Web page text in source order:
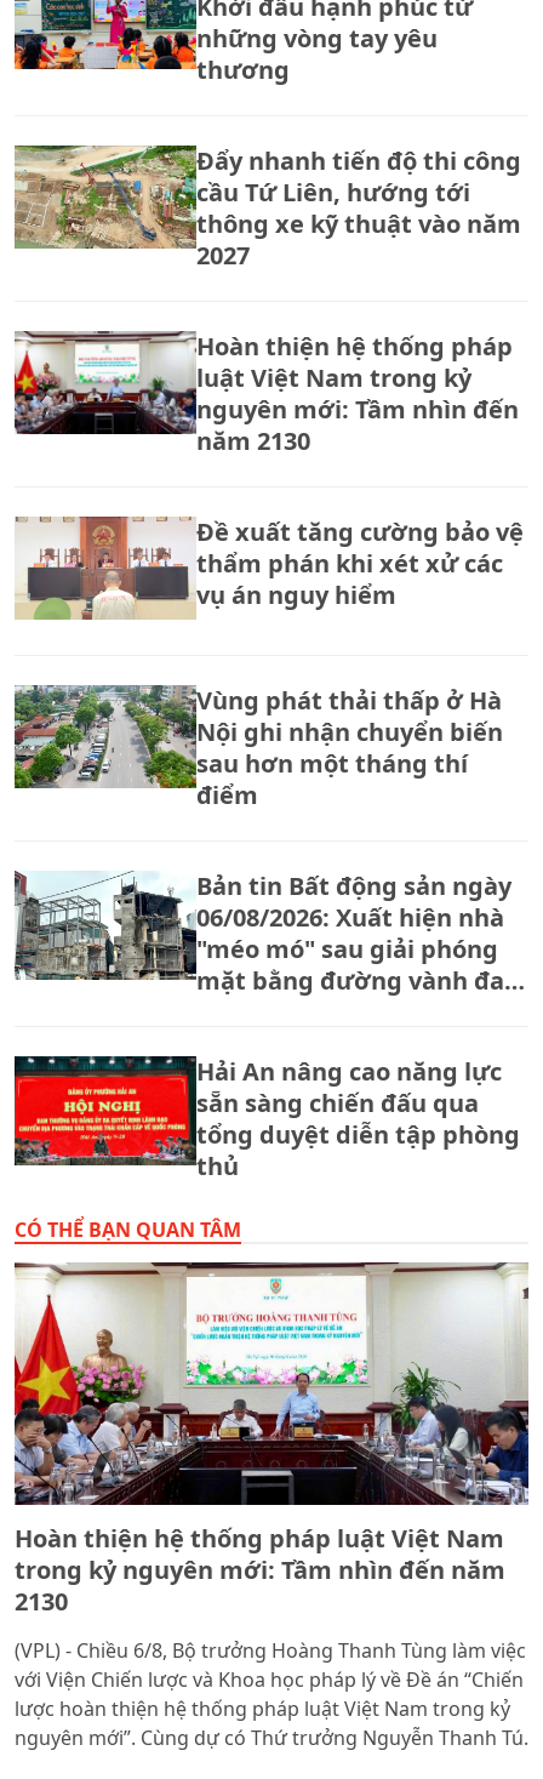
Khởi đầu hạnh phúc từ
những vòng tay yêu
thương
Đẩy nhanh tiến độ thi công
cầu Tứ Liên, hướng tới
thông xe kỹ thuật vào năm
2027
Hoàn thiện hệ thống pháp
luật Việt Nam trong kỷ
nguyên mới: Tầm nhìn đến
năm 2130
Đề xuất tăng cường bảo vệ
thẩm phán khi xét xử các
vụ án nguy hiểm
Vùng phát thải thấp ở Hà
Nội ghi nhận chuyển biến
sau hơn một tháng thí
điểm
Bản tin Bất động sản ngày
06/08/2026: Xuất hiện nhà
"méo mó" sau giải phóng
mặt bằng đường vành đai
Hải An nâng cao năng lực
sẵn sàng chiến đấu qua
tổng duyệt diễn tập phòng
thủ
CÓ THỂ BẠN QUAN TÂM
Hoàn thiện hệ thống pháp luật Việt Nam
trong kỷ nguyên mới: Tầm nhìn đến năm
2130
(VPL) - Chiều 6/8, Bộ trưởng Hoàng Thanh Tùng làm việc
với Viện Chiến lược và Khoa học pháp lý về Đề án “Chiến
lược hoàn thiện hệ thống pháp luật Việt Nam trong kỷ
nguyên mới”. Cùng dự có Thứ trưởng Nguyễn Thanh Tú.